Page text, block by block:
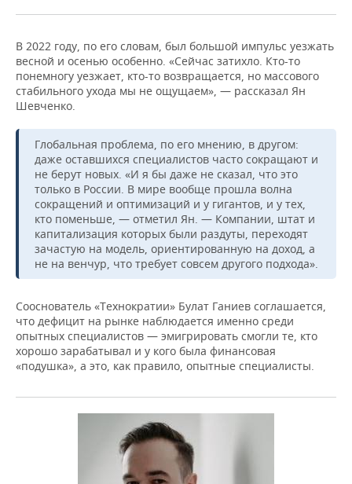
В 2022 году, по его словам, был большой импульс уезжать
весной и осенью особенно. «Сейчас затихло. Кто-то
понемногу уезжает, кто-то возвращается, но массового
стабильного ухода мы не ощущаем», — рассказал Ян
Шевченко.
Глобальная проблема, по его мнению, в другом:
даже оставшихся специалистов часто сокращают и
не берут новых. «И я бы даже не сказал, что это
только в России. В мире вообще прошла волна
сокращений и оптимизаций и у гигантов, и у тех,
кто поменьше, — отметил Ян. — Компании, штат и
капитализация которых были раздуты, переходят
зачастую на модель, ориентированную на доход, а
не на венчур, что требует совсем другого подхода».
Сооснователь «Технократии» Булат Ганиев соглашается,
что дефицит на рынке наблюдается именно среди
опытных специалистов — эмигрировать смогли те, кто
хорошо зарабатывал и у кого была финансовая
«подушка», а это, как правило, опытные специалисты.